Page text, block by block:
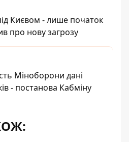
Києвом - лише початок
про нову загрозу
Міноборони дані
- постанова Кабміну